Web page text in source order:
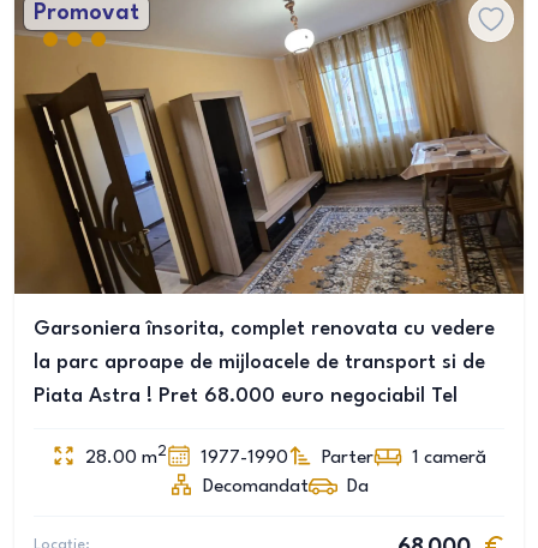
Promovat
Garsoniera însorita, complet renovata cu vedere
la parc aproape de mijloacele de transport si de
Piata Astra ! Pret 68.000 euro negociabil Tel
28.00 m2 1977-1990 Parter 1 cameră
Decomandat
Da